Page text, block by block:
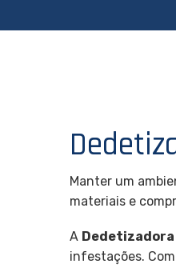
Manter um
materiais e
A
infestações.